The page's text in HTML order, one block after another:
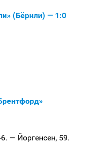
(Бёрнли) — 1:0
— Йоргенсен, 59.